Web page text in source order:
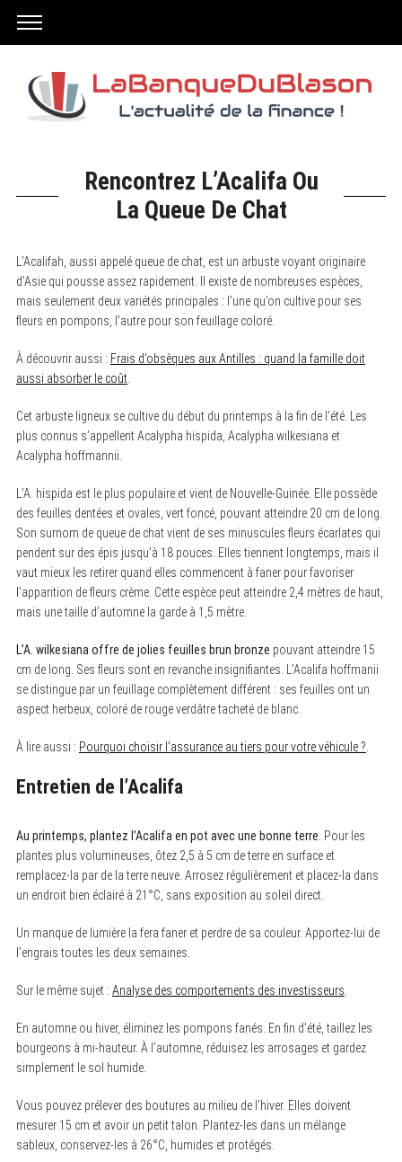
Rencontrez L’Acalifa Ou
La Queue De Chat
L’Acalifah, aussi appelé queue de chat, est un arbuste voyant originaire
d’Asie qui pousse assez rapidement. Il existe de nombreuses espèces,
mais seulement deux variétés principales : l’une qu’on cultive pour ses
fleurs en pompons, l’autre pour son feuillage coloré.
À découvrir aussi : Frais d’obsèques aux Antilles : quand la famille doit
aussi absorber le coût.
Cet arbuste ligneux se cultive du début du printemps à la fin de l’été. Les
plus connus s’appellent Acalypha hispida, Acalypha wilkesiana et
Acalypha hoffmannii.
L’A. hispida est le plus populaire et vient de Nouvelle-Guinée. Elle possède
des feuilles dentées et ovales, vert foncé, pouvant atteindre 20 cm de long.
Son surnom de queue de chat vient de ses minuscules fleurs écarlates qui
pendent sur des épis jusqu’à 18 pouces. Elles tiennent longtemps, mais il
vaut mieux les retirer quand elles commencent à faner pour favoriser
l’apparition de fleurs crème. Cette espèce peut atteindre 2,4 mètres de haut,
mais une taille d’automne la garde à 1,5 mètre.
L’A. wilkesiana offre de jolies feuilles brun bronze pouvant atteindre 15
cm de long. Ses fleurs sont en revanche insignifiantes. L’Acalifa hoffmanii
se distingue par un feuillage complètement différent : ses feuilles ont un
aspect herbeux, coloré de rouge verdâtre tacheté de blanc.
À lire aussi : Pourquoi choisir l’assurance au tiers pour votre véhicule ?
Entretien de l’Acalifa
Au printemps, plantez l’Acalifa en pot avec une bonne terre . Pour les
plantes plus volumineuses, ôtez 2,5 à 5 cm de terre en surface et
remplacez-la par de la terre neuve. Arrosez régulièrement et placez-la dans
un endroit bien éclairé à 21°C, sans exposition au soleil direct.
Un manque de lumière la fera faner et perdre de sa couleur. Apportez-lui de
l’engrais toutes les deux semaines.
Sur le même sujet : Analyse des comportements des investisseurs
En automne ou hiver, éliminez les pompons fanés. En fin d’été, taillez les
bourgeons à mi-hauteur. À l’automne, réduisez les arrosages et gardez
simplement le sol humide.
Vous pouvez prélever des boutures au milieu de l’hiver. Elles doivent
mesurer 15 cm et avoir un petit talon. Plantez-les dans un mélange
sableux, conservez-les à 26°C, humides et protégés.
a
h
f
o